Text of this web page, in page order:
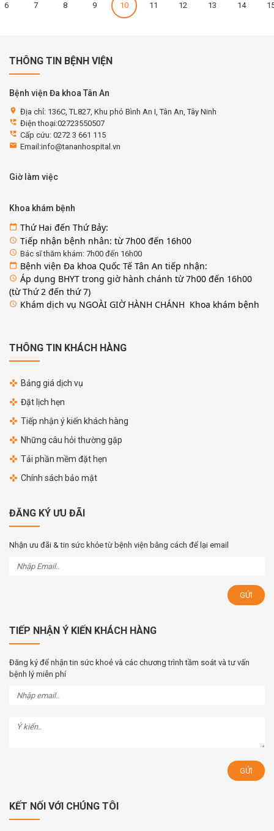
6 7 8 9 10 11 12 13 14
THÔNG TIN BỆNH VIỆN
Bệnh viện Đa khoa Tân An
location_on Địa chỉ: 136C, TL827, Khu phó Bình An I, Tân An, Tây Ninh
perm_phone_msg Điện thoại:02723550507
perm_phone_msg Cấp cứu: 0272 3 661 115
email Email:info@tananhospital.vn
Giờ làm việc
Khoa khám bệnh
calendar_today Thứ Hai đến Thứ Bảy:
access_time Tiếp nhận bệnh nhân: từ 7h00 đến 16h00
access_time Bác sĩ thăm khám: 7h00 đến 16h00
calendar_today Bệnh viện Đa khoa Quốc Tế Tân An tiếp nhận:
access_time Áp dụng BHYT trong giờ hành chánh từ 7h00 đến 16h00
(từ Thứ 2 đến thứ 7)
access_time Khám dịch vụ NGOÀI GIỜ HÀNH CHÁNH Khoa khám bệnh
THÔNG TIN KHÁCH HÀNG
Bảng giá dịch vụ
Đặt lịch hẹn
Tiếp nhận ý kiến khách hàng
Những câu hỏi thường gặp
Tải phần mềm đặt hẹn
Chính sách bảo mật
ĐĂNG KÝ ƯU ĐÃI
Nhận ưu đãi & tin sức khỏe từ bệnh viện bằng cách để lại email
TIẾP NHẬN Ý KIẾN KHÁCH HÀNG
Đăng ký để nhận tin sức khoẻ và các chương trình tầm soát và tư vấn
bệnh lý miễn phí
KẾT NỐI VỚI CHÚNG TÔI